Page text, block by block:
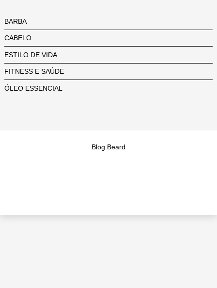
BARBA
CABELO
ESTILO DE VIDA
FITNESS E SAÚDE
ÓLEO ESSENCIAL
Blog Beard